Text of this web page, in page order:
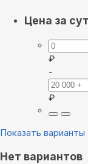
Цена за
₽
-
₽
Показать варианты
Нет вариантов